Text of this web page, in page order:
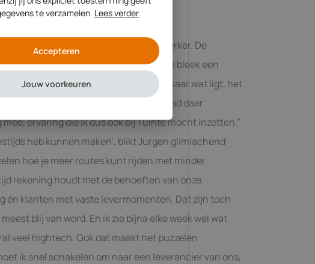
WAT NIEUWS’
open voor een logistiek medewerker. De
praktijk en de ervaring met de theorie bleek een
van de juiste routes, weten waar wat ligt, het
manier waarop je iets wegbrengt. Ik had daar
ervaring die ik dus ook bij Tuinte mocht inzetten.”
heb kunnen maken’, blikt Jurgen glimlachend
hoe je meer routes kunt rijden met minder
rekening houdt met de behoeften van onze
én klanten met vaste levermomenten. Dat zijn toch
blij van word. En ik zie bijna elke week wel wat
veel hightech. Ook dat maakt het puzzelen
ik snel schakelen om naar een leverancier van ons,
te verzamelen. Lees verder
Accepteren
Jouw voorkeuren